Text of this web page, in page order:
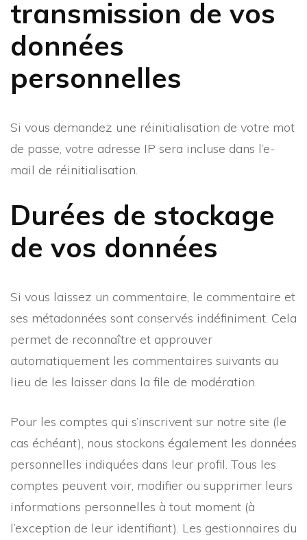
transmission de vos
données
personnelles
Si vous demandez une réinitialisation de votre mot
de passe, votre adresse IP sera incluse dans l’e-
mail de réinitialisation.
Durées de stockage
de vos données
Si vous laissez un commentaire, le commentaire et
ses métadonnées sont conservés indéfiniment. Cela
permet de reconnaître et approuver
automatiquement les commentaires suivants au
lieu de les laisser dans la file de modération.
Pour les comptes qui s’inscrivent sur notre site (le
cas échéant), nous stockons également les données
personnelles indiquées dans leur profil. Tous les
comptes peuvent voir, modifier ou supprimer leurs
informations personnelles à tout moment (à
l’exception de leur identifiant). Les gestionnaires du